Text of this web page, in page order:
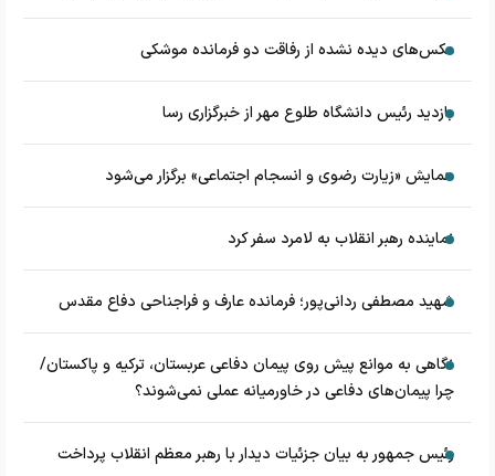
عکس‌های دیده نشده از رفاقت دو فرمانده‌ موشکی
بازدید رئیس دانشگاه طلوع مهر از خبرگزاری رسا
همایش «زیارت رضوی و انسجام اجتماعی» برگزار می‌شود
نماینده رهبر انقلاب به لامرد سفر کرد
شهید مصطفی ردانی‌پور؛ فرمانده عارف و فراجناحی دفاع مقدس
نگاهی به موانع پیش روی پیمان دفاعی عربستان، ترکیه و پاکستان/
چرا پیمان‌های دفاعی در خاورمیانه عملی نمی‌شوند؟
رئیس جمهور به بیان جزئیات دیدار با رهبر معظم انقلاب پرداخت